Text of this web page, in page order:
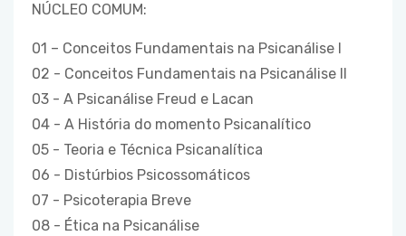
NÚCLEO COMUM:
01 – Conceitos Fundamentais na Psicanálise I
02 - Conceitos Fundamentais na Psicanálise II
03 - A Psicanálise Freud e Lacan
04 - A História do momento Psicanalítico
05 - Teoria e Técnica Psicanalítica
06 - Distúrbios Psicossomáticos
07 - Psicoterapia Breve
08 - Ética na Psicanálise